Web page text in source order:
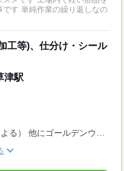
す 単純作業の繰り返しなの
工等)、仕分け・シール
津駅
土日祝休み（企業カレンダーによる） 他にゴールデンウィーク・お盆・年末年始などの長期休暇もあり